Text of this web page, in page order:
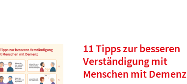
11 Tipps zur besseren
Verständigung mit
Menschen mit Demenz